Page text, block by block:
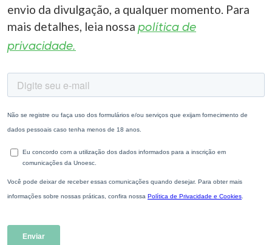
envio da divulgação, a qualquer momento. Para
mais detalhes, leia nossa política de
privacidade.